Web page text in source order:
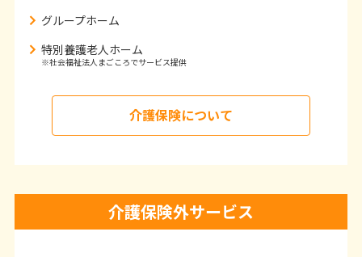
グループホーム
特別養護老人ホーム
※社会福祉法人まごころでサービス提供
介護保険について
介護保険外サービス